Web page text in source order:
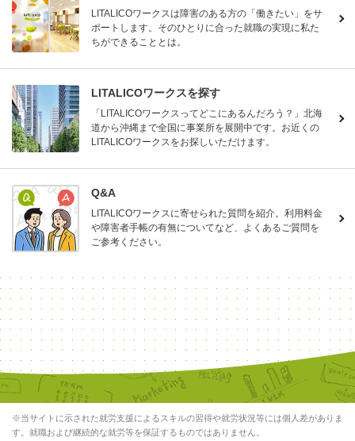
LITALICOワークスは障害のある方の「働きたい」をサ
ポートします。そのひとりに合った就職の実現に私た
ちができることとは。
LITALICOワークスを探す
「LITALICOワークスってどこにあるんだろう？」北海
道から沖縄まで全国に事業所を展開中です。お近くの
LITALICOワークスをお探しいただけます。
Q&A
LITALICOワークスに寄せられた質問を紹介。利用料金
や障害者手帳の有無についてなど、よくあるご質問を
ご参考ください。
※当サイトに示された就労支援によるスキルの習得や就労状況等には個人差がありま
す。就職および継続的な就労等を保証するものではありません。